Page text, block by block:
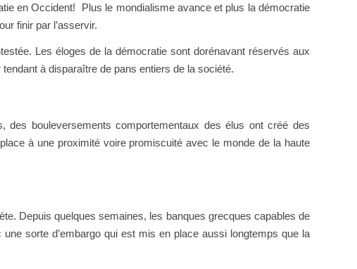
en Occident! Plus le mondialisme avance et plus la démocratie
finir par l’asservir.
Les éloges de la démocratie sont dorénavant réservés aux
à disparaître de pans entiers de la société.
des bouleversements comportementaux des élus ont créé des
à une proximité voire promiscuité avec le monde de la haute
Depuis quelques semaines, les banques grecques capables de
sorte d’embargo qui est mis en place aussi longtemps que la